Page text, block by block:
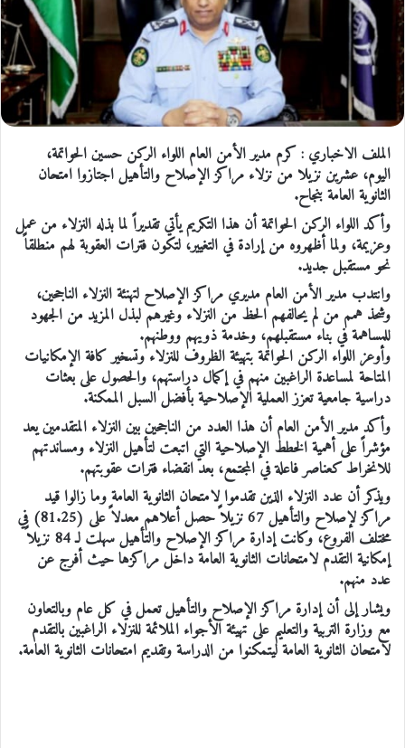
الملف الاخباري : كرم مدير الأمن العام اللواء الركن حسين الحواتمة،
اليوم، عشرين نزيلا من نزلاء مراكز الإصلاح والتأهيل اجتازوا امتحان
الثانوية العامة بنجاح.
وأكد اللواء الركن الحواتمة أن هذا التكريم يأتي تقديراً لما بذله النزلاء من عمل
وعزيمة، ولما أظهروه من إرادة في التغيير، لتكون فترات العقوبة لهم منطلقاً
نحو مستقبل جديد.
وانتدب مدير الأمن العام مديري مراكز الإصلاح لتهنئة النزلاء الناجحين،
وشحذ همم من لم يحالفهم الحظ من النزلاء وغيرهم لبذل المزيد من الجهود
للمساهمة في بناء مستقبلهم، وخدمة ذويهم ووطنهم.
وأوعز اللواء الركن الحواتمة بتهيئة الظروف للنزلاء وتسخير كافة الإمكانيات
المتاحة لمساعدة الراغبين منهم في إكمال دراستهم، والحصول على بعثات
دراسية جامعية تعزز العملية الإصلاحية بأفضل السبل الممكنة.
وأكد مدير الأمن العام أن هذا العدد من الناجحين بين النزلاء المتقدمين يعد
مؤشراً على أهمية الخطط الإصلاحية التي اتبعت لتأهيل النزلاء ومساندتهم
للانخراط كعناصر فاعلة في المجتمع، بعد انقضاء فترات عقوبتهم.
ويذكر أن عدد النزلاء الذين تقدموا لامتحان الثانوية العامة وما زالوا قيد
مراكز لإصلاح والتأهيل 67 نزيلاً حصل أعلاهم معدلاً على (81.25) في
مختلف الفروع، وكانت إدارة مراكز الإصلاح والتأهيل سهلت لـ 84 نزيلاً
إمكانية التقدم لامتحانات الثانوية العامة داخل مراكزها حيث أفرج عن
عدد منهم.
ويشار إلى أن إدارة مراكز الإصلاح والتأهيل تعمل في كل عام وبالتعاون
مع وزارة التربية والتعليم على تهيئة الأجواء الملائمة للنزلاء الراغبين بالتقدم
لامتحان الثانوية العامة ليتمكنوا من الدراسة وتقديم امتحانات الثانوية العامة.